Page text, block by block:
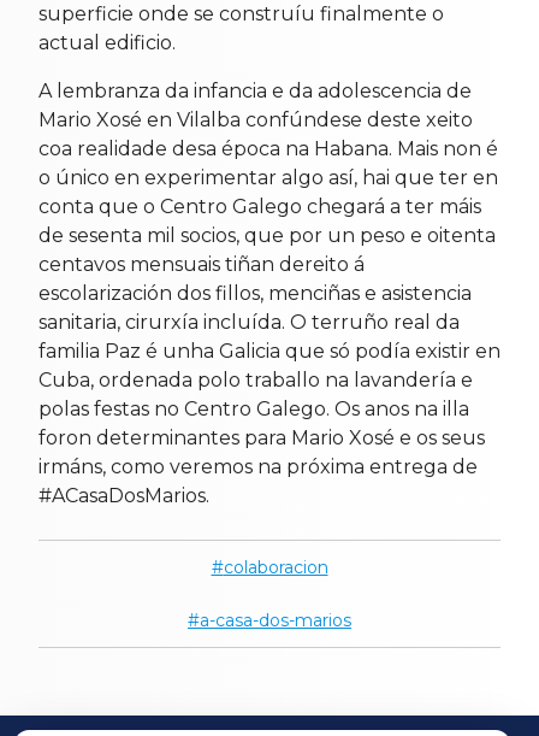
superficie onde se construíu finalmente o
actual edificio.
A lembranza da infancia e da adolescencia de
Mario Xosé en Vilalba confúndese deste xeito
coa realidade desa época na Habana. Mais non é
o único en experimentar algo así, hai que ter en
conta que o Centro Galego chegará a ter máis
de sesenta mil socios, que por un peso e oitenta
centavos mensuais tiñan dereito á
escolarización dos fillos, menciñas e asistencia
sanitaria, cirurxía incluída. O terruño real da
familia Paz é unha Galicia que só podía existir en
Cuba, ordenada polo traballo na lavandería e
polas festas no Centro Galego. Os anos na illa
foron determinantes para Mario Xosé e os seus
irmáns, como veremos na próxima entrega de
#ACasaDosMarios.
colaboracion
a-casa-dos-marios